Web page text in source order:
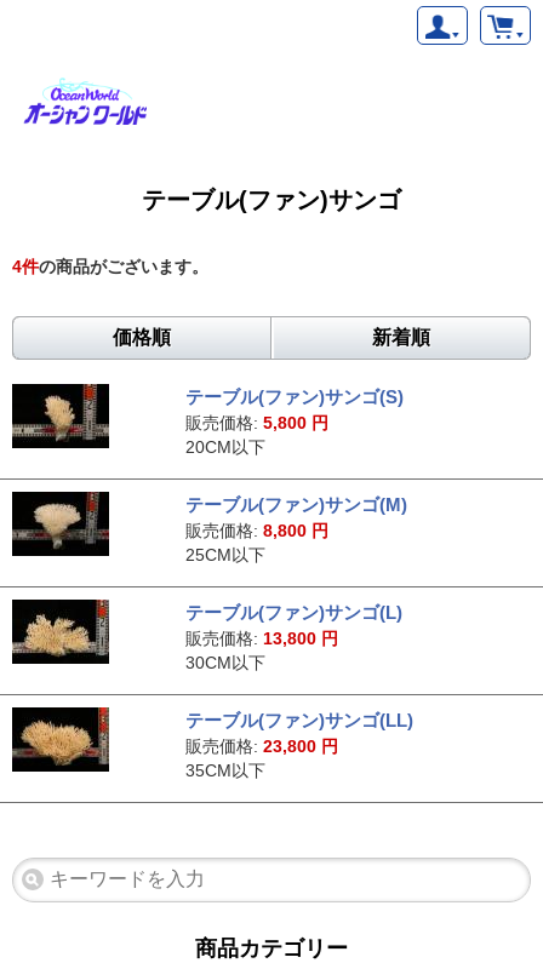
テーブル(ファン)サンゴ
4件の商品がございます。
価格順 新着順
テーブル(ファン)サンゴ(S)
販売価格: 5,800 円
20CM以下
テーブル(ファン)サンゴ(M)
販売価格: 8,800 円
25CM以下
テーブル(ファン)サンゴ(L)
販売価格: 13,800 円
30CM以下
テーブル(ファン)サンゴ(LL)
販売価格: 23,800 円
35CM以下
商品カテゴリー